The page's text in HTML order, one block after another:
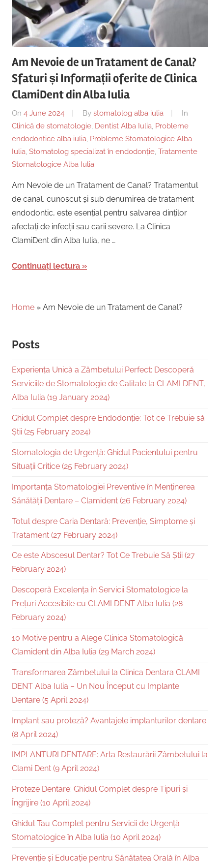
|
Centru
Implantologie
Copii,
Dentist,
Strada
Ion
19,
Alba
Iulia
România
+40754463365
Am Nevoie de un Tratament de Canal?
Sfaturi și Informații oferite de Clinica
ClamiDent din Alba Iulia
On 4 June 2024 By stomatolog alba iulia
In
Clinică de stomatologie Dentist Alba Iulia Probleme
endodontice alba iulia Probleme Stomatologice Alba
Iulia Stomatolog specializat în endodonție Tratamente
Stomatologice Alba Iulia
Am Nevoie de un Tratament de Canal? Tratamentul
de canal, cunoscut și sub denumirea de tratament
endodontic, este esențial pentru salvarea dinților
afectați de infecții sau carii severe. La Clinica
ClamiDent din Alba Iulia, ne …
Continuați lectura
Home » Am Nevoie de un Tratament de Canal?
Posts
Experiența Unică a Zâmbetului Perfect: Descoperă
Serviciile de Stomatologie de Calitate la CLAMI DENT,
Alba Iulia (19 January 2024)
Ghidul Complet despre Endodonție: Tot ce Trebuie să
Știi (25 February 2024)
Stomatologia de Urgență: Ghidul Pacientului pentru
Situații Critice (25 February 2024)
Importanța Stomatologiei Preventive în Menținerea
Sănătății Dentare – Clamident (26 February 2024)
Totul despre Caria Dentară: Prevenție, Simptome și
Tratament (27 February 2024)
Ce este Abscesul Dentar? Tot Ce Trebuie Să Știi (27
February 2024)
Descoperă Excelența în Servicii Stomatologice la
Prețuri Accesibile cu CLAMI DENT Alba Iulia (28
February 2024)
10 Motive pentru a Alege Clinica Stomatologică
Clamident din Alba Iulia (29 March 2024)
Transformarea Zâmbetului la Clinica Dentara CLAMI
DENT Alba Iulia – Un Nou Început cu Implante
Dentare (5 April 2024)
Implant sau proteză? Avantajele implanturilor dentare
(8 April 2024)
IMPLANTURI DENTARE: Arta Restaurării Zâmbetului la
Clami Dent (9 April 2024)
Proteze Dentare: Ghidul Complet despre Tipuri și
Îngrijire (10 April 2024)
Ghidul Tau Complet pentru Servicii de Urgență
Stomatologice în Alba Iulia (10 April 2024)
Prevenție și Educație pentru Sănătatea Orală în Alba